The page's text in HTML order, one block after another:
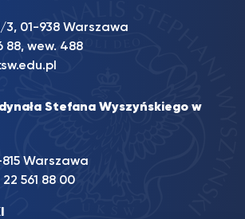
3, 01-938 Warszawa
88, wew. 488
Stefana Wyszyńskiego w
Warszawa
561 88 00